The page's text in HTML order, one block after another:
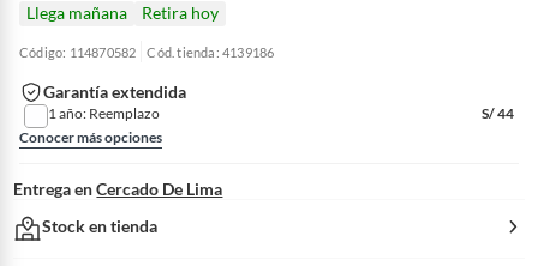
Llega mañana Retira hoy
Código: 114870582 Cód. tienda: 4139186
Garantía extendida
1 año: Reemplazo S/44
Conocer más opciones
Entrega en Cercado De Lima
Stock en tienda